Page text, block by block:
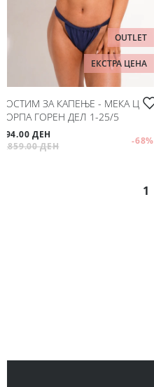
OUTLET
ЕКСТРА ЦЕНА
КОСТИМ ЗА КАПЕЊЕ - МЕКА Ц
КОРПА ГОРЕН ДЕЛ 1-25/5
594.00 ДЕН
1,859.00 ДЕН
-68%
1